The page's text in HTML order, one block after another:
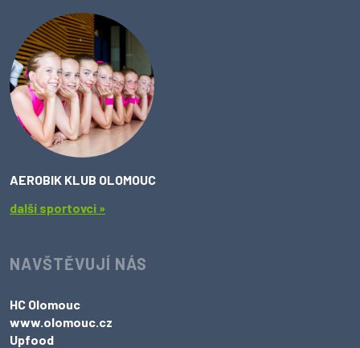
AEROBIK KLUB OLOMOUC
další sportovci »
NAVŠTĚVUJÍ NÁS
HC Olomouc
www.olomouc.cz
Upfood